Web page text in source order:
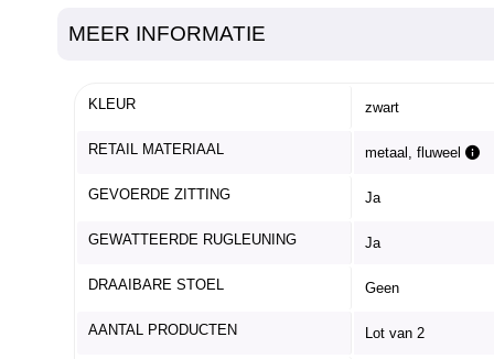
MEER INFORMATIE
KLEUR zwart
RETAIL MATERIAAL metaal, fluweel
GEVOERDE ZITTING Ja
GEWATTEERDE RUGLEUNING Ja
DRAAIBARE STOEL Geen
AANTAL PRODUCTEN Lot van 2